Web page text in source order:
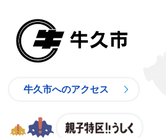
牛久市へのアクセス